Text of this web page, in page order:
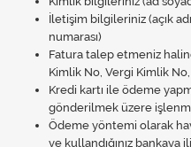
İletişim bilgileriniz (açık
numarası)
Fatura talep etmeniz
Kimlik No, Vergi Kimlik
Kredi kartı ile ödeme
gönderilmek üzere
Ödeme yöntemi olarak
ve kullandığınız bankaya